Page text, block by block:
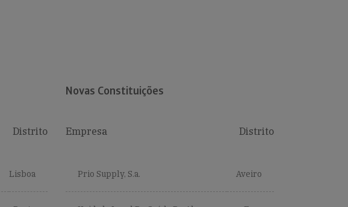
Distrito
Lisboa
Novas Constituições
Empresa Distrito
Prio Supply, S.a. Aveiro